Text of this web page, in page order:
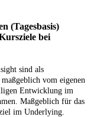
(Tagesbasis)
bei
sind als
vom eigenen
Entwicklung im
Maßgeblich für das
im Underlying.